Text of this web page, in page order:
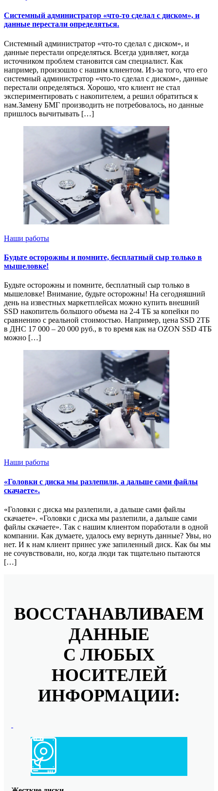
Системный администратор «что-то сделал с диском», и
данные перестали определяться.
Системный администратор «что-то сделал с диском», и
данные перестали определяться. Всегда удивляет, когда
источником проблем становится сам специалист. Как
например, произошло с нашим клиентом. Из-за того, что его
системный администратор «что-то сделал с диском», данные
перестали определяться. Хорошо, что клиент не стал
экспериментировать с накопителем, а решил обратиться к
нам.Замену БМГ производить не потребовалось, но данные
пришлось вычитывать […]
Наши работы
Будьте осторожны и помните, бесплатный сыр только в
мышеловке!
Будьте осторожны и помните, бесплатный сыр только в
мышеловке! Внимание, будьте осторожны! На сегодняшний
день на известных маркетплейсах можно купить внешний
SSD накопитель большого объема на 2-4 ТБ за копейки по
сравнению с реальной стоимостью. Например, цена SSD 2ТБ
в ДНС 17 000 – 20 000 руб., в то время как на OZON SSD 4ТБ
можно […]
Наши работы
«Головки с диска мы разлепили, а дальше сами файлы
скачаете».
«Головки с диска мы разлепили, а дальше сами файлы
скачаете». «Головки с диска мы разлепили, а дальше сами
файлы скачаете». Так с нашим клиентом поработали в одной
компании. Как думаете, удалось ему вернуть данные? Увы, но
нет. И к нам клиент принес уже запиленный диск. Как бы мы
не сочувствовали, но, когда люди так тщательно пытаются
[…]
ВОССТАНАВЛИВАЕМ
ДАННЫЕ
С ЛЮБЫХ
НОСИТЕЛЕЙ
ИНФОРМАЦИИ: